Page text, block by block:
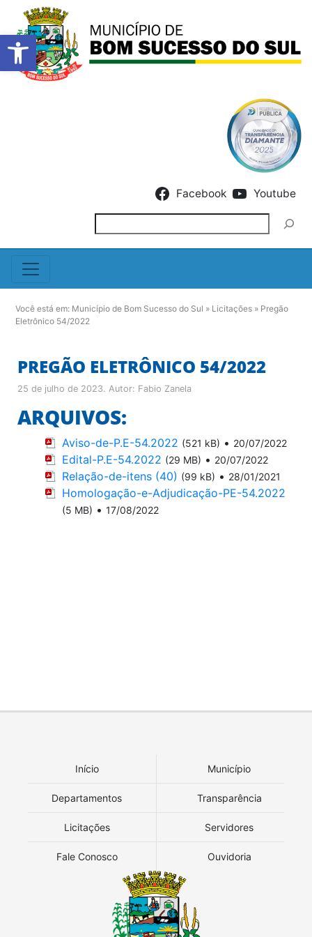
Barra de Ferramentas
Facebook Youtube
Você está em: Município de Bom Sucesso do Sul » Licitações » Pregão
Eletrônico 54/2022
PREGÃO ELETRÔNICO 54/2022
25 de julho de 2023. Autor: Fabio Zanela
ARQUIVOS:
Aviso-de-P.E-54.2022 (521 kB) • 20/07/2022
Edital-P.E-54.2022 (29 MB) • 20/07/2022
Relação-de-itens (40) (99 kB) • 28/01/2021
Homologação-e-Adjudicação-PE-54.2022
(5 MB) • 17/08/2022
Início Município
Departamentos Transparência
Licitações Servidores
Fale Conosco Ouvidoria